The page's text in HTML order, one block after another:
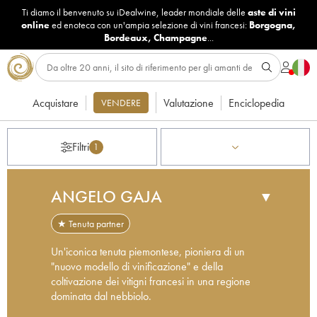
Ti diamo il benvenuto su iDealwine, leader mondiale delle aste di vini
onlineed enoteca con un'ampia selezione di vini francesi: Borgogna,
Bordeaux, Champagne...
Acquistare VENDERE Valutazione Enciclopedia
Filtri 1
ANGELO GAJA ▼
★ Tenuta partner
Un'iconica tenuta piemontese, pioniera di un
"nuovo modello di vinificazione" e della
coltivazione dei vitigni francesi in una regione
dominata dal nebbiolo.